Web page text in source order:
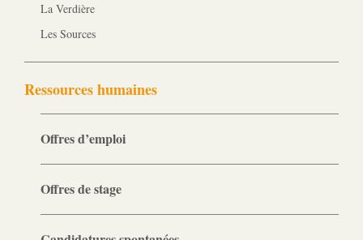
La Verdière
Les Sources
Ressources humaines
Offres d’emploi
Offres de stage